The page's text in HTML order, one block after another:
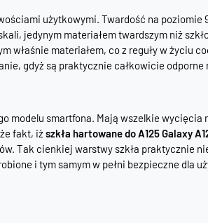
użytkowymi. Twardość na poziomie
jedynym materiałem twardszym niż
właśnie materiałem, co z reguły w życiu
gdyż są praktycznie całkowicie odporne
modelu smartfona. Mają wszelkie wycięcia
fakt, iższkła hartowane do A125 Galaxy
Tak cienkiej warstwy szkła praktycznie
i tym samym w pełni bezpieczne dla